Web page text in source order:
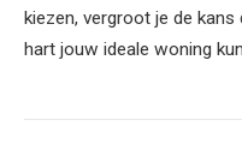
kiezen, vergroot je de
hart jouw ideale woning